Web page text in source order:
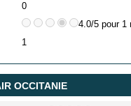
0
4.0/5 pour 1
1
OCCITANIE